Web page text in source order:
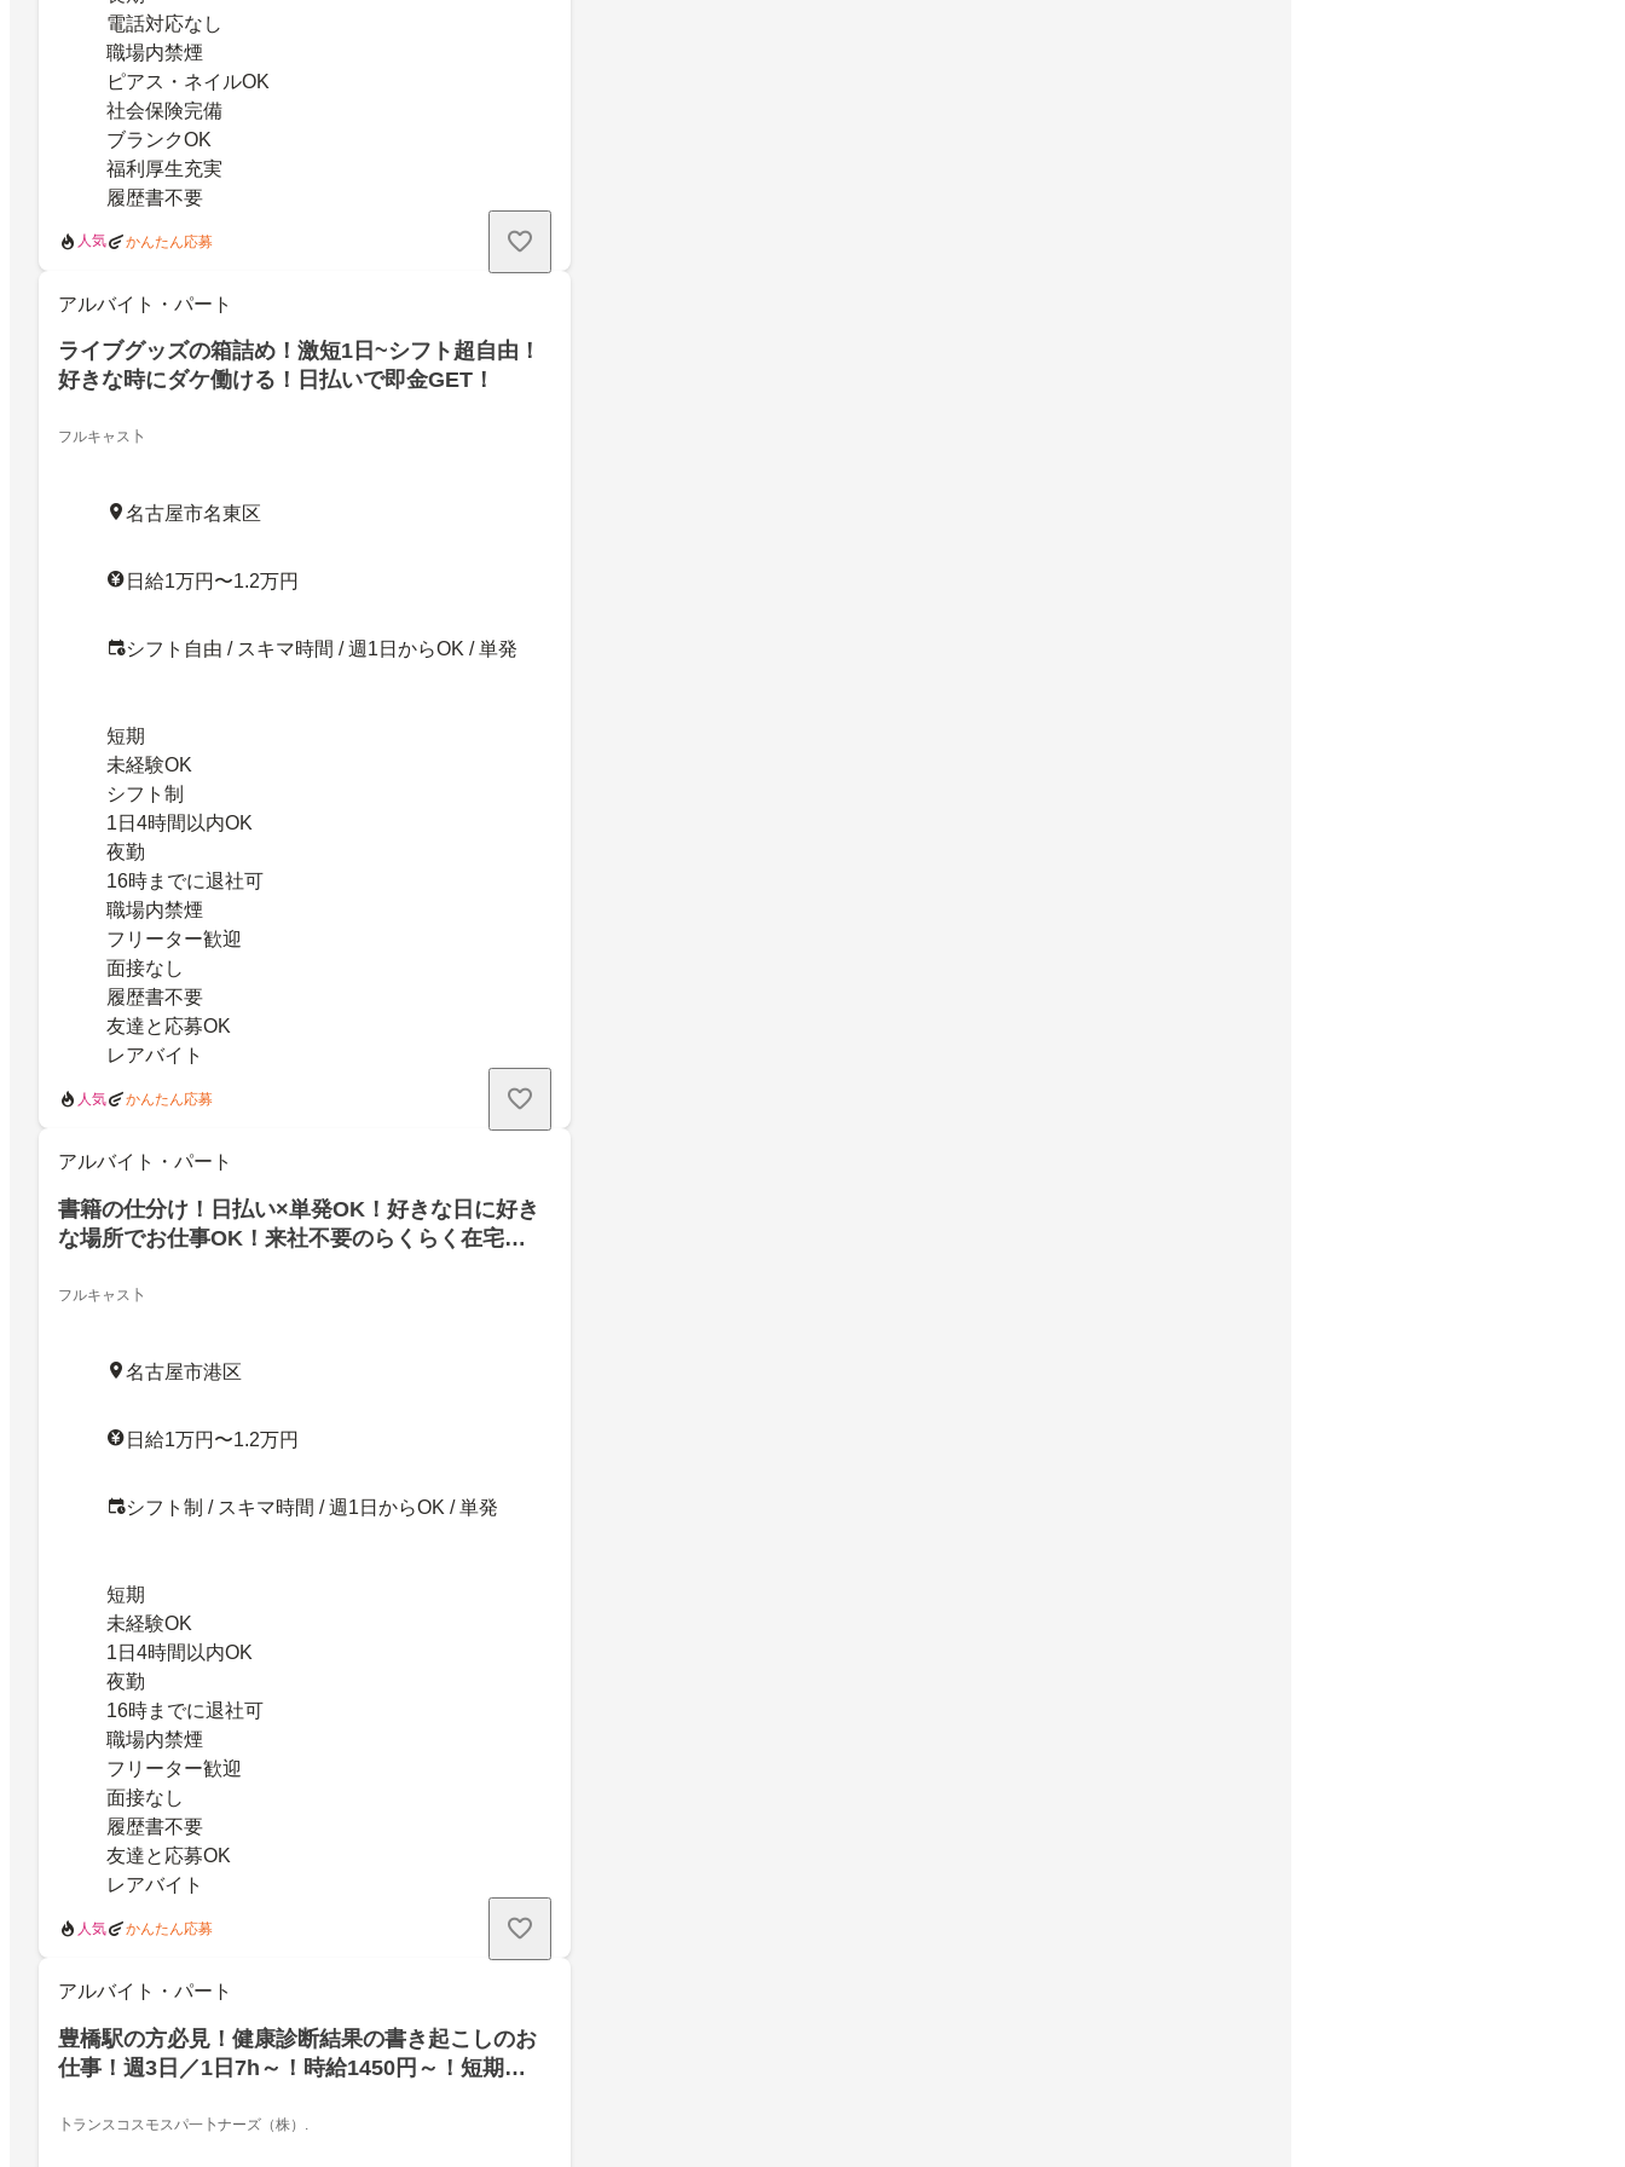
電話対応なし
職場内禁煙
ピアス・ネイルOK
社会保険完備
ブランクOK
福利厚生充実
履歴書不要
人気 かんたん応募
アルバイト・パート
ライブグッズの箱詰め！激短1日~シフト超自由！
好きな時にダケ働ける！日払いで即金GET！
フルキャス卜
名古屋市名東区
日給1万円〜1.2万円
シフト自由 / スキマ時間 / 週1日からOK / 単発
短期
未経験OK
シフト制
1日4時間以内OK
夜勤
16時までに退社可
職場内禁煙
フリーター歓迎
面接なし
履歴書不要
友達と応募OK
レアバイト
人気 かんたん応募
アルバイト・パート
書籍の仕分け！日払い×単発OK！好きな日に好き
な場所でお仕事OK！来社不要のらくらく在宅
フルキャス卜
名古屋市港区
日給1万円〜1.2万円
シフト制 / スキマ時間 / 週1日からOK / 単発
短期
未経験OK
1日4時間以内OK
夜勤
16時までに退社可
職場内禁煙
フリーター歓迎
面接なし
履歴書不要
友達と応募OK
レアバイト
人気 かんたん応募
アルバイト・パート
豊橋駅の方必見！健康診断結果の書き起こしのお
仕事！週3日／1日7h～！時給1450円～！短期
卜ランスコスモスパ一卜ナーズ（株）.